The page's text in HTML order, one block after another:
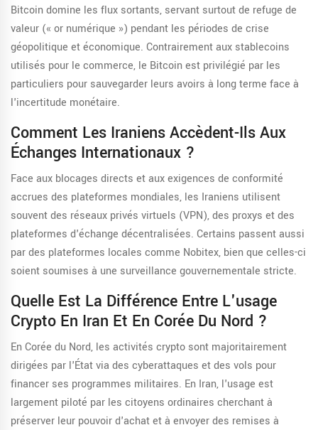
Bitcoin domine les flux sortants, servant surtout de refuge de
valeur (« or numérique ») pendant les périodes de crise
géopolitique et économique. Contrairement aux stablecoins
utilisés pour le commerce, le Bitcoin est privilégié par les
particuliers pour sauvegarder leurs avoirs à long terme face à
l'incertitude monétaire.
Comment Les Iraniens Accèdent-Ils Aux
Échanges Internationaux ?
Face aux blocages directs et aux exigences de conformité
accrues des plateformes mondiales, les Iraniens utilisent
souvent des réseaux privés virtuels (VPN), des proxys et des
plateformes d'échange décentralisées. Certains passent aussi
par des plateformes locales comme Nobitex, bien que celles-ci
soient soumises à une surveillance gouvernementale stricte.
Quelle Est La Différence Entre L'usage
Crypto En Iran Et En Corée Du Nord ?
En Corée du Nord, les activités crypto sont majoritairement
dirigées par l'État via des cyberattaques et des vols pour
financer ses programmes militaires. En Iran, l'usage est
largement piloté par les citoyens ordinaires cherchant à
préserver leur pouvoir d'achat et à envoyer des remises à